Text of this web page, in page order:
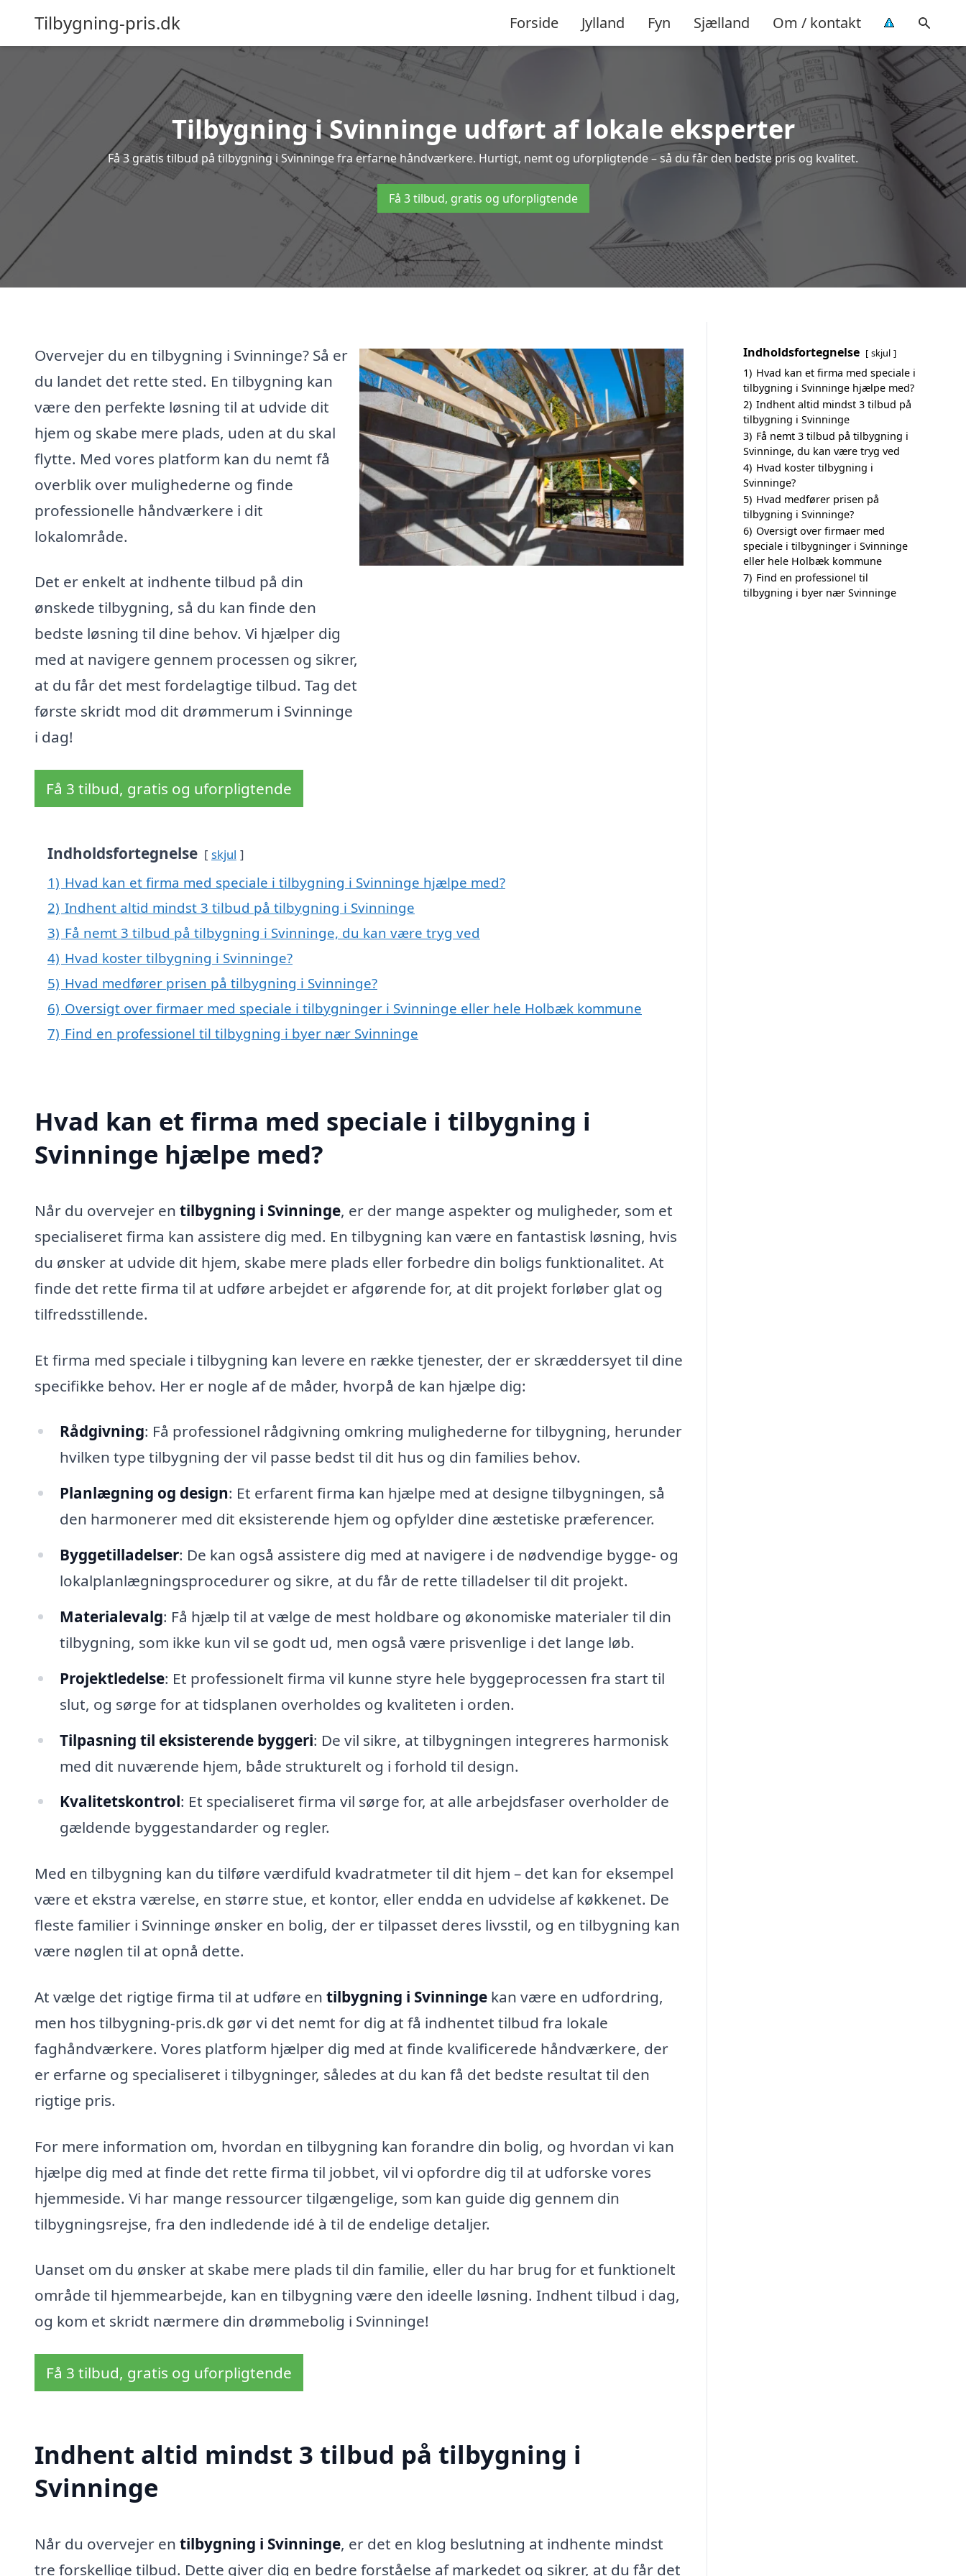
Tilbygning-pris.dk Forside Jylland Fyn Sjælland Om / kontakt
Tilbygning i Svinninge udført af lokale eksperter
Få 3 gratis tilbud på tilbygning i Svinninge fra erfarne håndværkere. Hurtigt, nemt og uforpligtende – så du får den bedste pris og kvalitet.
Få 3 tilbud, gratis og uforpligtende
Overvejer du en tilbygning i Svinninge? Så er
du landet det rette sted. En tilbygning kan
være den perfekte løsning til at udvide dit
hjem og skabe mere plads, uden at du skal
flytte. Med vores platform kan du nemt få
overblik over mulighederne og finde
professionelle håndværkere i dit
lokalområde.
Det er enkelt at indhente tilbud på din
ønskede tilbygning, så du kan finde den
bedste løsning til dine behov. Vi hjælper dig
med at navigere gennem processen og sikrer,
at du får det mest fordelagtige tilbud. Tag det
første skridt mod dit drømmerum i Svinninge
i dag!
Få 3 tilbud, gratis og uforpligtende
Indholdsfortegnelse skjul
1) Hvad kan et firma med speciale i tilbygning i Svinninge hjælpe med?
2) Indhent altid mindst 3 tilbud på tilbygning i Svinninge
3) Få nemt 3 tilbud på tilbygning i Svinninge, du kan være tryg ved
4) Hvad koster tilbygning i Svinninge?
5) Hvad medfører prisen på tilbygning i Svinninge?
6) Oversigt over firmaer med speciale i tilbygninger i Svinninge eller hele Holbæk kommune
7) Find en professionel til tilbygning i byer nær Svinninge
Hvad kan et firma med speciale i tilbygning i
Svinninge hjælpe med?
Når du overvejer en tilbygning i Svinninge, er der mange aspekter og muligheder, som et
specialiseret firma kan assistere dig med. En tilbygning kan være en fantastisk løsning, hvis
du ønsker at udvide dit hjem, skabe mere plads eller forbedre din boligs funktionalitet. At
finde det rette firma til at udføre arbejdet er afgørende for, at dit projekt forløber glat og
tilfredsstillende.
Et firma med speciale i tilbygning kan levere en række tjenester, der er skræddersyet til dine
specifikke behov. Her er nogle af de måder, hvorpå de kan hjælpe dig:
Rådgivning: Få professionel rådgivning omkring mulighederne for tilbygning, herunder
hvilken type tilbygning der vil passe bedst til dit hus og din families behov.
Planlægning og design: Et erfarent firma kan hjælpe med at designe tilbygningen, så
den harmonerer med dit eksisterende hjem og opfylder dine æstetiske præferencer.
Byggetilladelser: De kan også assistere dig med at navigere i de nødvendige bygge- og
lokalplanlægningsprocedurer og sikre, at du får de rette tilladelser til dit projekt.
Materialevalg: Få hjælp til at vælge de mest holdbare og økonomiske materialer til din
tilbygning, som ikke kun vil se godt ud, men også være prisvenlige i det lange løb.
Projektledelse: Et professionelt firma vil kunne styre hele byggeprocessen fra start til
slut, og sørge for at tidsplanen overholdes og kvaliteten i orden.
Tilpasning til eksisterende byggeri: De vil sikre, at tilbygningen integreres harmonisk
med dit nuværende hjem, både strukturelt og i forhold til design.
Kvalitetskontrol: Et specialiseret firma vil sørge for, at alle arbejdsfaser overholder de
gældende byggestandarder og regler.
Med en tilbygning kan du tilføre værdifuld kvadratmeter til dit hjem – det kan for eksempel
være et ekstra værelse, en større stue, et kontor, eller endda en udvidelse af køkkenet. De
fleste familier i Svinninge ønsker en bolig, der er tilpasset deres livsstil, og en tilbygning kan
være nøglen til at opnå dette.
At vælge det rigtige firma til at udføre en tilbygning i Svinninge kan være en udfordring,
men hos tilbygning-pris.dk gør vi det nemt for dig at få indhentet tilbud fra lokale
faghåndværkere. Vores platform hjælper dig med at finde kvalificerede håndværkere, der
er erfarne og specialiseret i tilbygninger, således at du kan få det bedste resultat til den
rigtige pris.
For mere information om, hvordan en tilbygning kan forandre din bolig, og hvordan vi kan
hjælpe dig med at finde det rette firma til jobbet, vil vi opfordre dig til at udforske vores
hjemmeside. Vi har mange ressourcer tilgængelige, som kan guide dig gennem din
tilbygningsrejse, fra den indledende idé à til de endelige detaljer.
Uanset om du ønsker at skabe mere plads til din familie, eller du har brug for et funktionelt
område til hjemmearbejde, kan en tilbygning være den ideelle løsning. Indhent tilbud i dag,
og kom et skridt nærmere din drømmebolig i Svinninge!
Få 3 tilbud, gratis og uforpligtende
Indhent altid mindst 3 tilbud på tilbygning i
Svinninge
Når du overvejer en tilbygning i Svinninge, er det en klog beslutning at indhente mindst
tre forskellige tilbud. Dette giver dig en bedre forståelse af markedet og sikrer, at du får det
Indholdsfortegnelse skjul
1) Hvad kan et firma med speciale i
tilbygning i Svinninge hjælpe med?
2) Indhent altid mindst 3 tilbud på
tilbygning i Svinninge
3) Få nemt 3 tilbud på tilbygning i
Svinninge, du kan være tryg ved
4) Hvad koster tilbygning i
Svinninge?
5) Hvad medfører prisen på
tilbygning i Svinninge?
6) Oversigt over firmaer med
speciale i tilbygninger i Svinninge
eller hele Holbæk kommune
7) Find en professionel til
tilbygning i byer nær Svinninge